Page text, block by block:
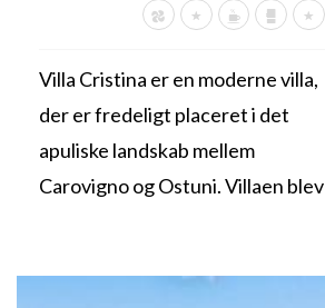
Villa Cristina er en moderne villa,
der er fredeligt placeret i det
apuliske landskab mellem
Carovigno og Ostuni. Villaen blev